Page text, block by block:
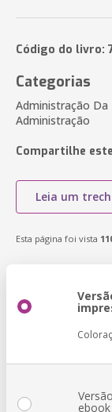
Código do livro:
Categorias
Administração
Administração
Compartilhe
Leia um
Esta página foi vista
Versão
ebook